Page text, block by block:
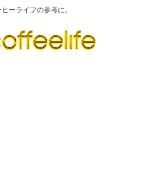
ーライフの参考に。